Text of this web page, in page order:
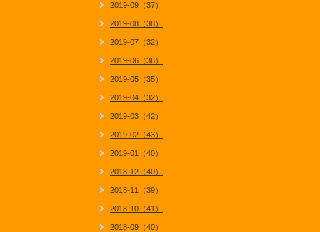
2019-09（37）
2019-08（38）
2019-07（32）
2019-06（36）
2019-05（35）
2019-04（32）
2019-03（42）
2019-02（43）
2019-01（40）
2018-12（40）
2018-11（39）
2018-10（41）
2018-09（40）